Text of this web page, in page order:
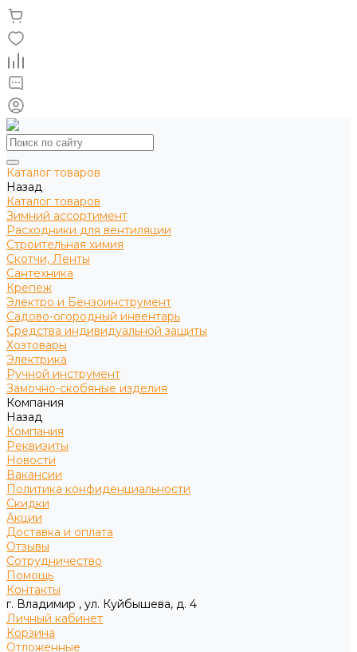
Каталог товаров
Назад
Каталог товаров
Зимний ассортимент
Расходники для вентиляции
Строительная химия
Скотчи, Ленты
Сантехника
Крепеж
Электро и Бензоинструмент
Садово-огородный инвентарь
Средства индивидуальной защиты
Хозтовары
Электрика
Ручной инструмент
Замочно-скобяные изделия
Компания
Назад
Компания
Реквизиты
Новости
Вакансии
Политика конфиденциальности
Скидки
Акции
Доставка и оплата
Отзывы
Сотрудничество
Помощь
Контакты
г. Владимир , ул. Куйбышева, д. 4
Личный кабинет
Корзина
Отложенные